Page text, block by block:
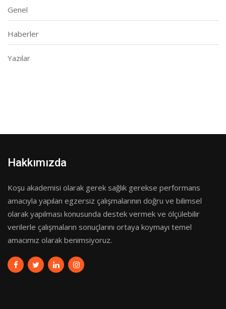
Genel
Haberler
Yazılar
Hakkımızda
Koşu akademisi olarak gerek sağlık gerekse performans
amacıyla yapılan egzersiz çalışmalarının doğru ve bilimsel
olarak yapılması konusunda destek vermek ve ölçülebilir
verilerle çalışmaların sonuçlarını ortaya koymayı temel
amacımız olarak benimsiyoruz.